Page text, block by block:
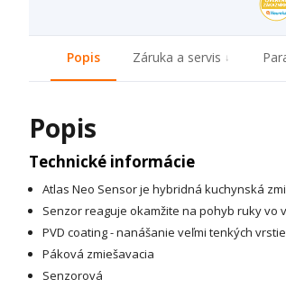
Popis Záruka a servis
Popis
Technické informácie
Atlas Neo Sensor je hybridná kuchynská
Senzor reaguje okamžite na pohyb ruky vo
PVD coating - nanášanie veľmi tenkých
Páková zmiešavacia
Senzorová